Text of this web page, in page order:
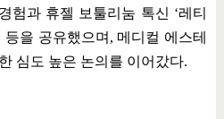
험과 휴젤 보툴리눔 톡신 ‘레티
을 공유했으며 , 메디컬 에스테
심도 높은 논의를 이어갔다.